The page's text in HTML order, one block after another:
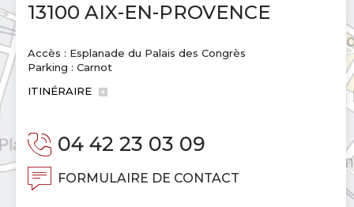
13100 AIX-EN-PROVENCE
Accès : Esplanade du Palais des Congrès
Parking : Carnot
ITINÉRAIRE
04 42 23 03 09
FORMULAIRE DE CONTACT